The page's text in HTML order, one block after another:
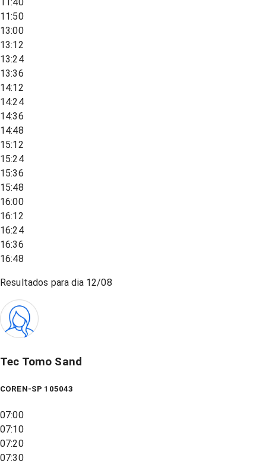
11:40
11:50
13:00
13:12
13:24
13:36
14:12
14:24
14:36
14:48
15:12
15:24
15:36
15:48
16:00
16:12
16:24
16:36
16:48
Resultados para dia 12/08
Tec Tomo Sand
COREN-SP 105043
07:00
07:10
07:20
07:30